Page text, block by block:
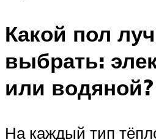
Какой пол
выбрать:
или водяной?
На каждый тип